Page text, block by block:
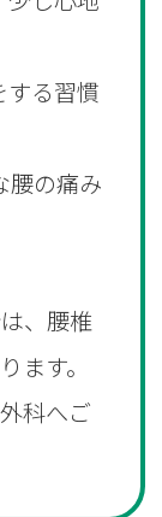
する習慣
腰の痛み
、腰椎
ます。
科へご